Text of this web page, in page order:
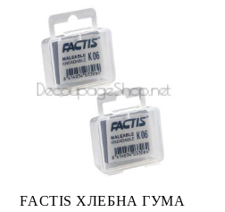
FACTIS ХЛЕБНА ГУМА